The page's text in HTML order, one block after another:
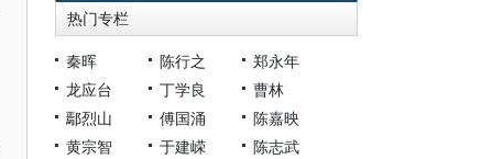
热门专栏
秦晖 陈行之
郑永年
龙应台
丁学良
曹林
鄢烈山
傅国涌
陈嘉映
黄宗智
于建嵘
陈志武